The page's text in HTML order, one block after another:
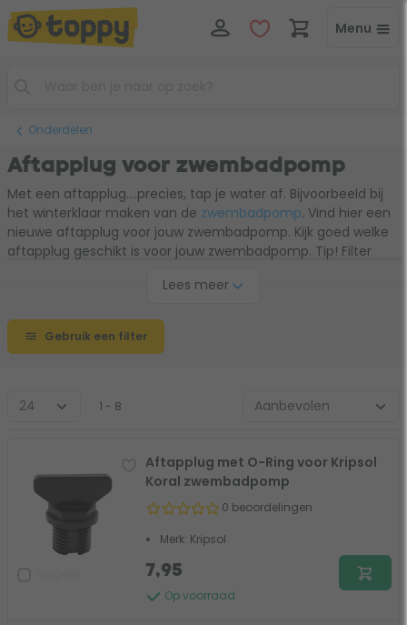
Menu
Onderdelen
Aftapplug voor zwembadpomp
Met een aftapplug....precies, tap je water af. Bijvoorbeeld bij
het winterklaar maken van de zwembadpomp. Vind hier een
nieuwe aftapplug voor jouw zwembadpomp. Kijk goed welke
aftapplug geschikt is voor jouw zwembadpomp. Tip! Filter
Lees meer
Gebruik een filter
1 - 8
Aftapplug met O-Ring voor Kripsol
Koral zwembadpomp
0 beoordelingen
Merk: Kripsol
Op voorraad
7,95